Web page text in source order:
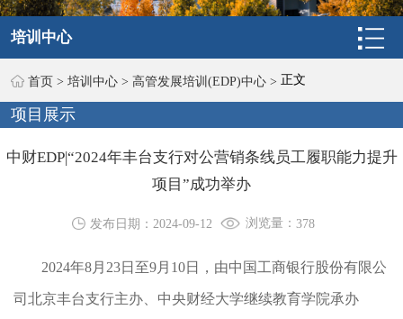
培训中心
首页 > 培训中心 > 高管发展培训(EDP)中心 > 正文
项目展示
中财EDP|“2024年丰台支行对公营销条线员工履职能力提升
项目”成功举办
发布日期：2024-09-12 浏览量： 378
2024年8月23日至9月10日，由中国工商银行股份有限公
司北京丰台支行主办、中央财经大学继续教育学院承办